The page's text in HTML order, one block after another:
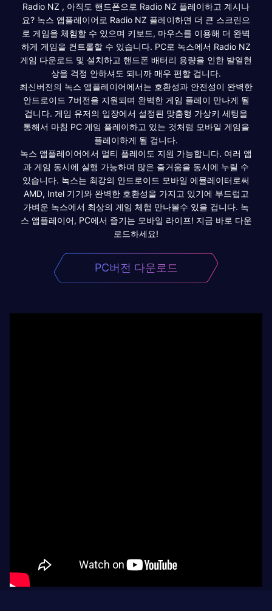
Radio NZ , 아직도 핸드폰으로 Radio NZ 플레이하고 계시나
요? 녹스 앱플레이어로 Radio NZ 플레이하면 더 큰 스크린으
로 게임을 체험할 수 있으며 키보드, 마우스를 이용해 더 완벽
하게 게임을 컨트롤할 수 있습니다. PC로 녹스에서 Radio NZ
게임 다운로드 및 설치하고 핸드폰 배터리 용량을 인한 발열현
상을 걱정 안하셔도 되니까 매우 편할 겁니다.
최신버전의 녹스 앱플레이어에서는 호환성과 안전성이 완벽한
안드로이드 7버전을 지원되며 완벽한 게임 플레이 만나게 될
겁니다. 게임 유저의 입장에서 설정된 맞춤형 가상키 세팅을
통해서 마침 PC 게임 플레이하고 있는 것처럼 모바일 게임을
플레이하게 될 겁니다.
녹스 앱플레이어에서 멀티 플레이도 지원 가능합니다. 여러 앱
과 게임 동시에 실행 가능하며 많은 즐거움을 동시에 누릴 수
있습니다. 녹스는 최강의 안드로이드 모바일 에뮬레이터로써
AMD, Intel 기기와 완벽한 호환성을 가지고 있기에 부드럽고
가벼운 녹스에서 최상의 게임 체험 만나볼수 있을 겁니다. 녹
스 앱플레이어, PC에서 즐기는 모바일 라이프! 지금 바로 다운
로드하세요!
PC버전 다운로드